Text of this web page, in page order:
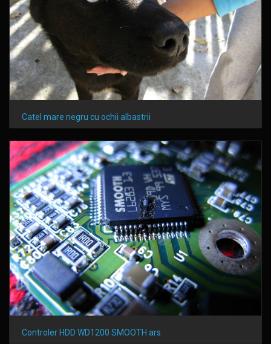
Catel mare negru cu ochii albastrii
Controler HDD WD1200 SMOOTH ars